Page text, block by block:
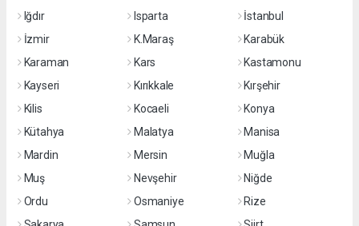
Iğdır
Isparta
İstanbul
İzmir
K.Maraş
Karabük
Karaman
Kars
Kastamonu
Kayseri
Kırıkkale
Kırşehir
Kilis
Kocaeli
Konya
Kütahya
Malatya
Manisa
Mardin
Mersin
Muğla
Muş
Nevşehir
Niğde
Ordu
Osmaniye
Rize